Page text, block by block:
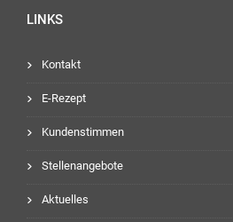
LINKS
Kontakt
E-Rezept
Kundenstimmen
Stellenangebote
Aktuelles